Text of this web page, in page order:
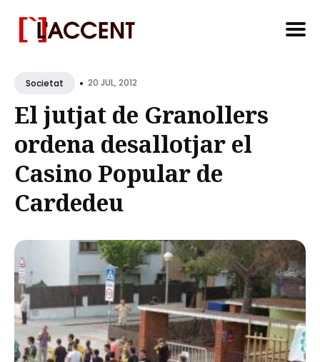
for
Blog
Societat • 20 JUL, 2012
El jutjat de Granollers
ordena desallotjar el
Casino Popular de
Cardedeu